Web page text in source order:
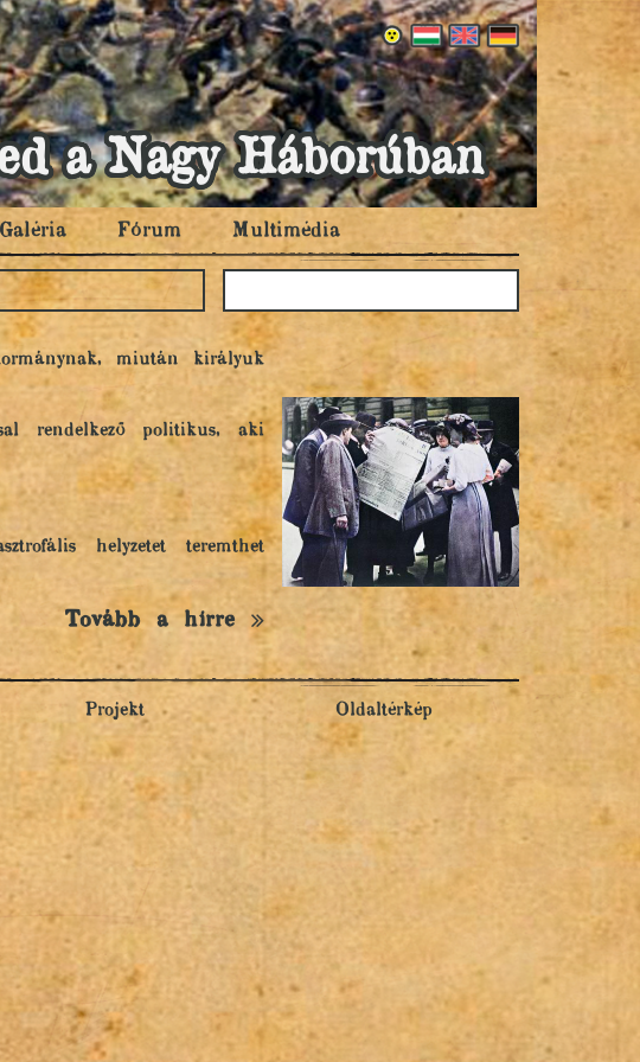
a Nagy Háborúban
Fórum Multimédia
miután királyuk
rendelkező politikus, aki
helyzetet teremthet
Tovább a hírre
Projekt Oldaltérkép